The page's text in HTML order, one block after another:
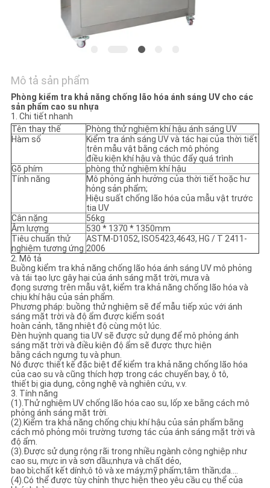
SƠ
ĐỒ
TRANG
WEB
PRIVACY
Mô tả sản phẩm
Phòng kiểm tra khả năng chống lão hóa ánh sáng UV cho các
sản phẩm cao su nhựa
1. Chi tiết nhanh
Tên thay thế
Phòng thử nghiệm khí hậu ánh sáng UV
Hàm số
Kiểm tra ánh sáng UV và tác hại của thời tiết
trên mẫu vật bằng cách mô phỏng
điều kiện khí hậu và thúc đẩy quá trình
Gõ phím
phòng thử nghiệm khí hậu
Tính năng
Mô phỏng ảnh hưởng của thời tiết hoặc hư
hỏng sản phẩm;
Hiệu suất chống lão hóa của mẫu vật trước
tia UV
Cân nặng
56kg
Âm lượng
530 * 1370 * 1350mm
Tiêu chuẩn thử
nghiệm tương ứng
ASTM-D1052, ISO5423,4643, HG / T 2411-
2006
2. Mô tả
Buồng kiểm tra khả năng chống lão hóa ánh sáng UV mô phỏng
và tái tạo lực gây hại của ánh sáng mặt trời, mưa và
đọng sương trên mẫu vật, kiểm tra khả năng chống lão hóa và
chịu khí hậu của sản phẩm.
Phương pháp: buồng thử nghiệm sẽ để mẫu tiếp xúc với ánh
sáng mặt trời và độ ẩm được kiểm soát
hoàn cảnh, tăng nhiệt độ cùng một lúc.
Đèn huỳnh quang tia UV sẽ được sử dụng để mô phỏng ánh
sáng mặt trời và điều kiện độ ẩm sẽ được thực hiện
bằng cách ngưng tụ và phun.
Nó được thiết kế đặc biệt để kiểm tra khả năng chống lão hóa
của cao su và cũng thích hợp trong các chuyến bay, ô tô,
thiết bị gia dụng, công nghệ và nghiên cứu, v.v.
3. Tính năng
(1).Thử nghiệm UV chống lão hóa cao su, lốp xe bằng cách mô
phỏng ánh sáng mặt trời.
(2).Kiểm tra khả năng chống chịu khí hậu của sản phẩm bằng
cách mô phỏng môi trường tương tác của ánh sáng mặt trời và
độ ẩm.
(3).Được sử dụng rộng rãi trong nhiều ngành công nghiệp như
cao su, mực in và sơn dầu;nhựa và chất dẻo,
bao bì;chất kết dính;ô tô và xe máy;mỹ phẩm;tâm thần;da....
(4).Có thể được tùy chỉnh thực hiện theo yêu cầu cụ thể của